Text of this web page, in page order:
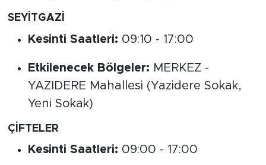
SEYİTGAZİ
Kesinti Saatleri: 09:10 - 17:00
Etkilenecek Bölgeler: MERKEZ -
YAZIDERE Mahallesi (Yazidere Sokak,
Yeni Sokak)
ÇİFTELER
Kesinti Saatleri: 09:00 - 17:00